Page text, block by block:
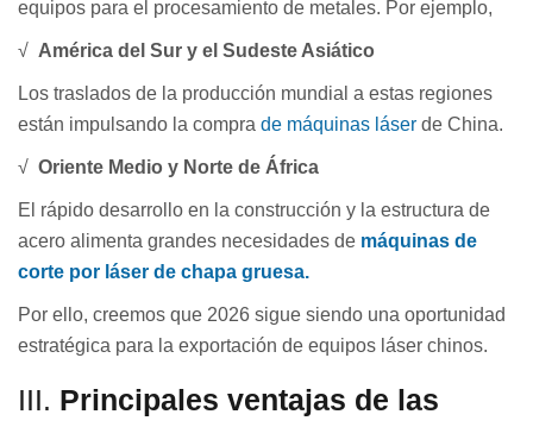
equipos para el procesamiento de metales. Por ejemplo,
√ América del Sur y el Sudeste Asiático
Los traslados de la producción mundial a estas regiones
están impulsando la compra de máquinas láser de China.
√ Oriente Medio y Norte de África
El rápido desarrollo en la construcción y la estructura de
acero alimenta grandes necesidades de máquinas de
corte por láser de chapa gruesa.
Por ello, creemos que 2026 sigue siendo una oportunidad
estratégica para la exportación de equipos láser chinos.
III. Principales ventajas de las